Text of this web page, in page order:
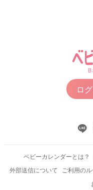
ロ
ベビーカレンダーとは？
外部送信について
ご利用の